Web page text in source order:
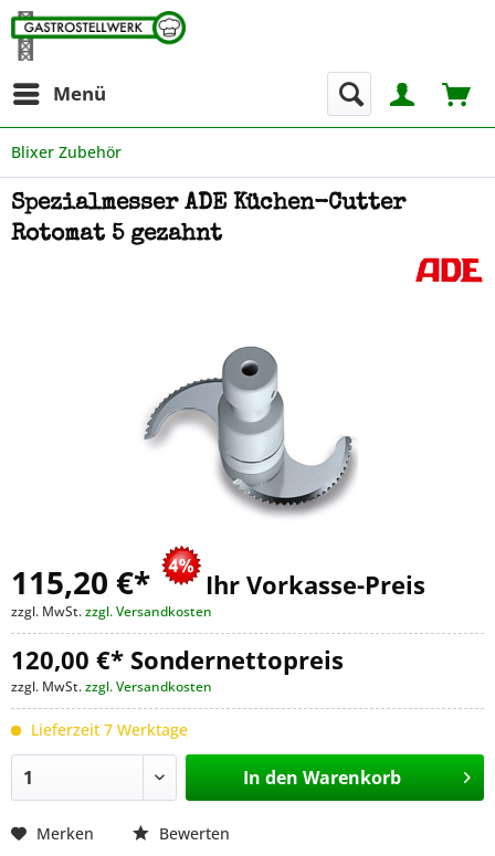
Menü
Blixer Zubehör
Spezialmesser ADE Küchen-Cutter
Rotomat 5 gezahnt
115,20 €* Ihr Vorkasse-Preis
zzgl. MwSt.zzgl. Versandkosten
120,00 €* Sondernettopreis
zzgl. MwSt.zzgl. Versandkosten
Lieferzeit 7 Werktage
In den Warenkorb
Merken Bewerten